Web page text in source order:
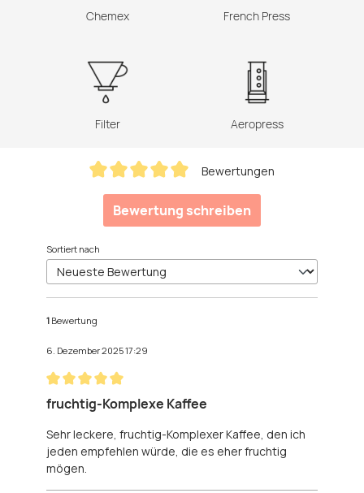
Chemex French Press
Filter Aeropress
Bewertungen
Bewertung schreiben
Sortiert nach
1 Bewertung
6. Dezember 2025 17:29
Bewertung mit 5 von 5 Sternen
fruchtig-Komplexe Kaffee
Sehr leckere, fruchtig-Komplexer Kaffee, den ich
jeden empfehlen würde, die es eher fruchtig
mögen.